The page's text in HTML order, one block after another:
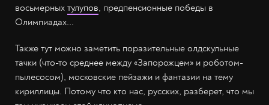
восьмерных тулупов, предпенсионные победы в
Олимпиадах...
Также тут можно заметить поразительные олдскульные
тачки (что-то среднее между «Запорожцем» и роботом-
пылесосом), московские пейзажи и фантазии на тему
кириллицы. Потому что кто нас, русских, разберет, что мы